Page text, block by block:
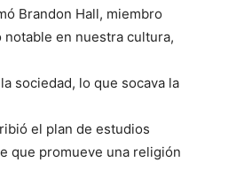
Brandon Hall, miembro
notable en nuestra cultura,
sociedad, lo que socava la
el plan de estudios
que promueve una religión